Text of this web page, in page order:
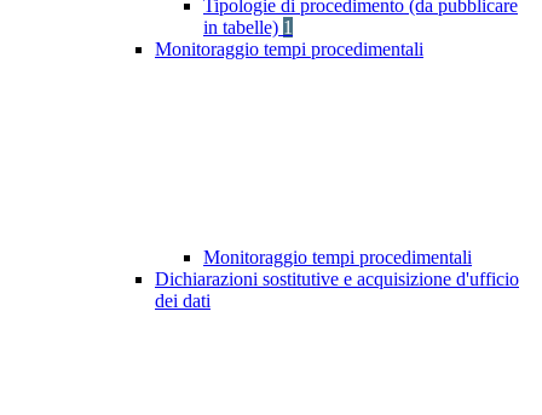
Tipologie di procedimento (da pubblicare
in tabelle) 1
Monitoraggio tempi procedimentali
Monitoraggio tempi procedimentali
Dichiarazioni sostitutive e acquisizione d'ufficio
dei dati